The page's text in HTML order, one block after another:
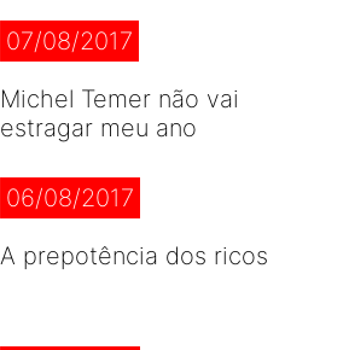
07/08/2017
Michel Temer não vai
estragar meu ano
06/08/2017
A prepotência dos ricos